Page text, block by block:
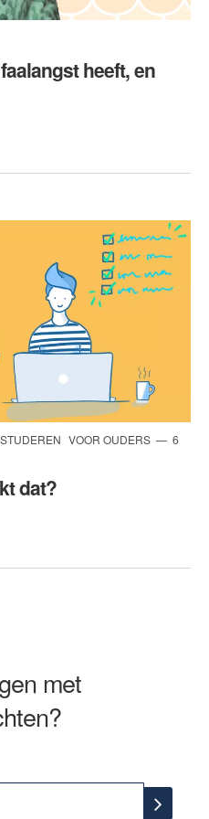
heeft, en
VOOR OUDERS
6
dat?
met